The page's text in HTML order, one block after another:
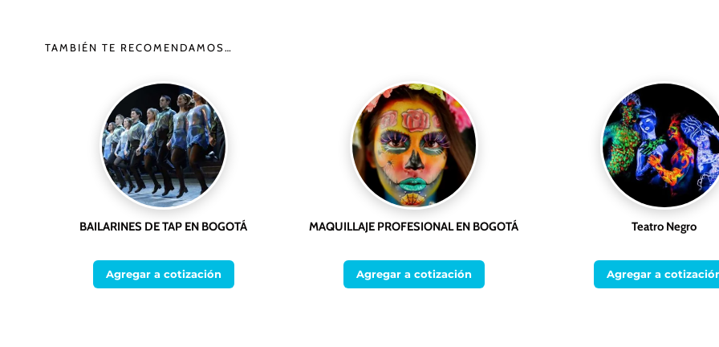
TAMBIÉN TE RECOMENDAMOS…
BAILARINES DE TAP EN BOGOTÁ
Agregar a cotización
MAQUILLAJE PROFESIONAL EN BOGOTÁ
Agregar a cotización
Teatro Negro
Agregar a